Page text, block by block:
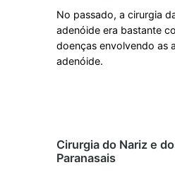
No passado, a cirurgia
adenóide era bastante
doenças envolvendo as
adenóide.
Cirurgia do Nariz e
Paranasais